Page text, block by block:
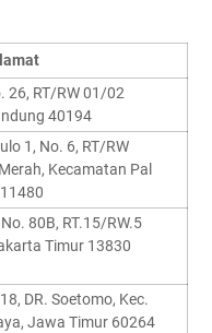
26, RT/RW 01/02
40194
1, No. 6, RT/RW
Kecamatan Pal
80B, RT.15/RW.5
Timur 13830
DR. Soetomo, Kec.
Jawa Timur 60264